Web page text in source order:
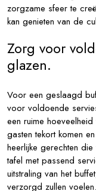
zorgzame sfeer te
kan genieten van de
Zorg voor
glazen.
Voor een geslaagd
voor voldoende
een ruime
gasten tekort komen
heerlijke gerechten
tafel met passend
uitstraling van het
verzorgd zullen